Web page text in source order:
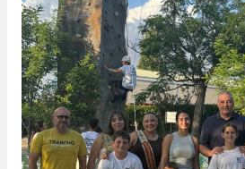
para
visibilizar
y
activar
a
la